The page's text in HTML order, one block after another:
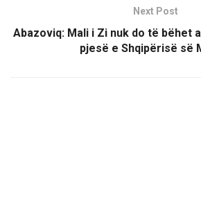
Next Post
Abazoviq: Mali i Zi nuk do të bëhet
pjesë e Shqipërisë së